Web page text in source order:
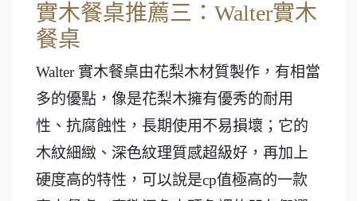
實木餐桌推薦三：Walter實木
餐桌
Walter 實木餐桌由花梨木材質製作，有相當
多的優點，像是花梨木擁有優秀的耐用
性、抗腐蝕性，長期使用不易損壞；它的
木紋細緻、深色紋理質感超級好，再加上
硬度高的特性，可以說是cp值極高的一款